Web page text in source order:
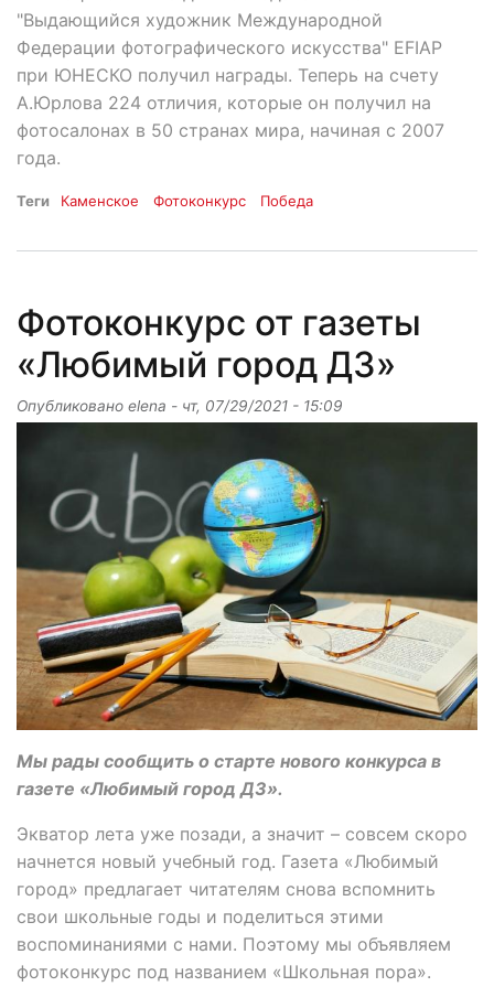
"Выдающийся художник Международной
Федерации фотографического искусства" EFIAP
при ЮНЕСКО получил награды. Теперь на счету
А.Юрлова 224 отличия, которые он получил на
фотосалонах в 50 странах мира, начиная с 2007
года.
Теги Каменское Фотоконкурс Победа
Фотоконкурс от газеты
«Любимый город ДЗ»
Опубликовано elena - чт, 07/29/2021 - 15:09
Мы рады сообщить о старте нового конкурса в
газете «Любимый город ДЗ».
Экватор лета уже позади, а значит – совсем скоро
начнется новый учебный год. Газета «Любимый
город» предлагает читателям снова вспомнить
свои школьные годы и поделиться этими
воспоминаниями с нами. Поэтому мы объявляем
фотоконкурс под названием «Школьная пора».